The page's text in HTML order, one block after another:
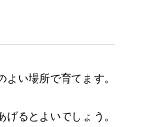
い場所で育てます。
るとよいでしょう。